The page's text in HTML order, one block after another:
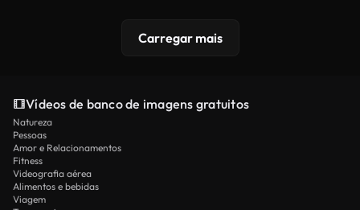
Carregar mais
Vídeos de banco de imagens gratuitos
Natureza
Pessoas
Amor e Relacionamentos
Fitness
Videografia aérea
Alimentos e bebidas
Viagem